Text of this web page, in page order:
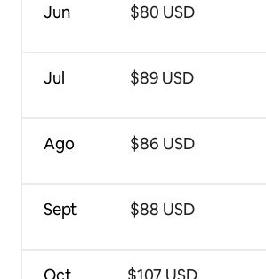
Jun
Jul
Ago
Sept
Oct
$80 USD
$89 USD
$86 USD
$88 USD
$107 USD